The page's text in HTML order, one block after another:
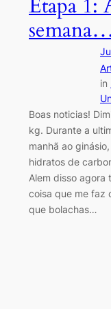
Etapa 1:
in
Boas noticias!
kg. Durante a
manhã ao
hidratos de
Alem disso agora
coisa que me faz
que bolachas…